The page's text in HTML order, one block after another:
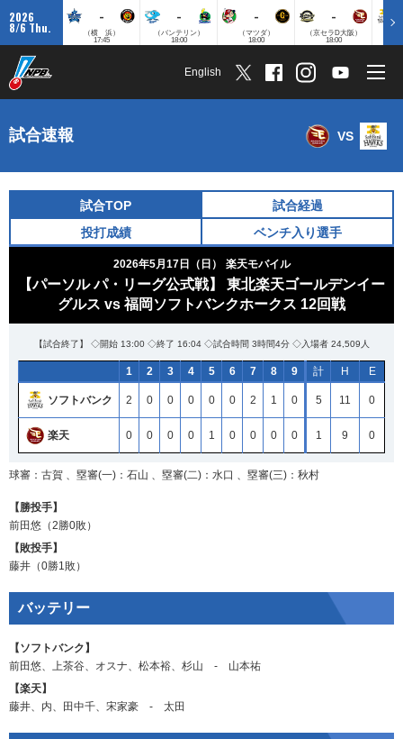
2026
8/6 Thu.
-
（横 浜）
17:45
-
（バンテリン）
18:00
-
（マツダ）
18:00
-
（京セラD大阪）
18:00
English
試合速報 VS
試合TOP
試合経過
投打成績
ベンチ入り選手
2026年5月17日（日） 楽天モバイル
【パーソル パ・リーグ公式戦】 東北楽天ゴールデンイー
グルス vs 福岡ソフトバンクホークス 12回戦
【試合終了】 ◇開始 13:00 ◇終了 16:04 ◇試合時間 3時間4分 ◇入場者 24,509人
1 2 3 4 5 6 7 8 9 計 H E
ソフトバンク 2 0 0 0 0 0 2 1 0 5 11 0
楽天 0 0 0 0 1 0 0 0 0 1 9 0
球審：古賀 、塁審(一)：石山 、塁審(二)：水口 、塁審(三)：秋村
【勝投手】
前田悠 （2勝0敗）
【敗投手】
藤井 （0勝1敗）
バッテリー
【ソフトバンク】
前田悠、 上茶谷、 オスナ、 松本裕、 杉山 ‐ 山本祐
【楽天】
藤井、 内、 田中千、 宋家豪 ‐ 太田